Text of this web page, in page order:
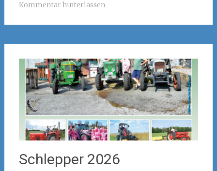
Kommentar hinterlassen
Schlepper 2026